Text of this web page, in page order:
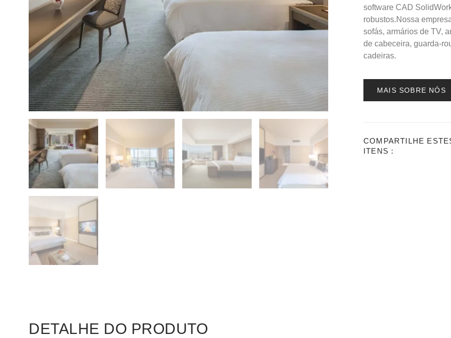
software CAD
robustos.Nossa
sofás, armários de TV,
de cabeceira, guarda-
cadeiras.
MAIS SOBRE NÓS
COMPARTILHE
ITENS :
DETALHE DO PRODUTO